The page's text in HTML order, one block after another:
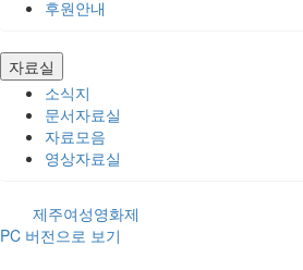
후원안내
자료실
소식지
문서자료실
자료모음
영상자료실
제주여성영화제
PC 버전으로 보기